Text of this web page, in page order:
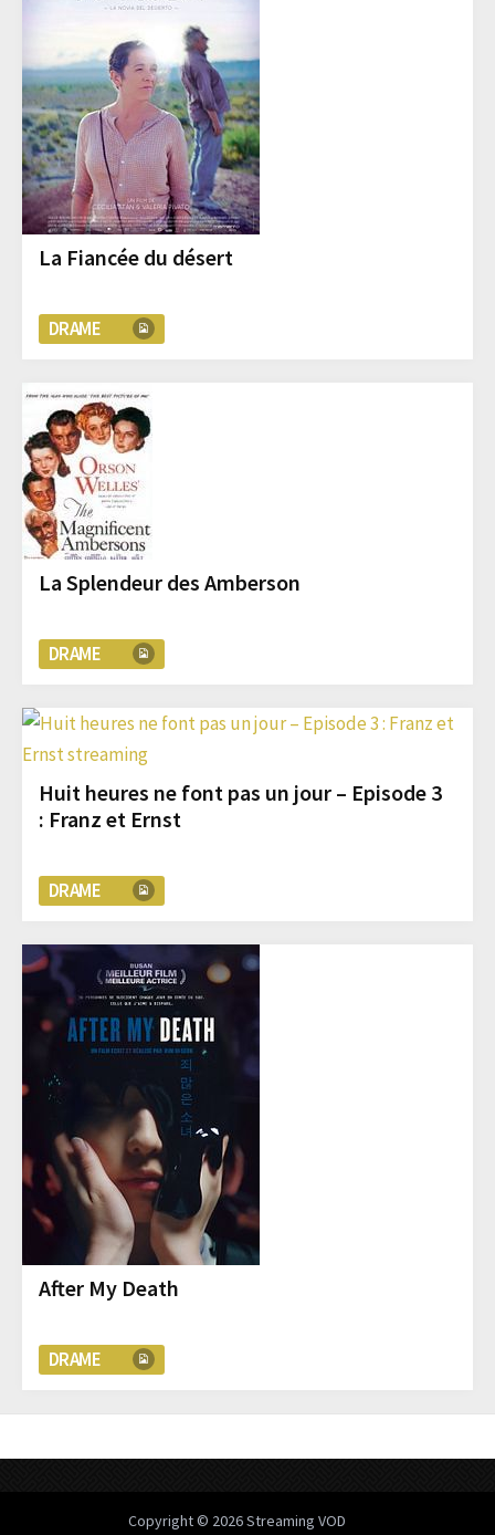
La Fiancée du désert
DRAME
La Splendeur des Amberson
DRAME
Huit heures ne font pas un jour – Episode 3
: Franz et Ernst
DRAME
After My Death
DRAME
Copyright © 2026Streaming VOD